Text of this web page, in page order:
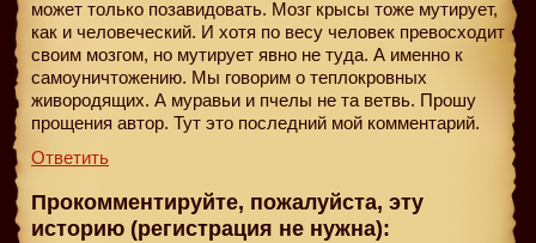
может только позавидовать. Мозг крысы тоже мутирует,
как и человеческий. И хотя по весу человек превосходит
своим мозгом, но мутирует явно не туда. А именно к
самоуничтожению. Мы говорим о теплокровных
живородящих. А муравьи и пчелы не та ветвь. Прошу
прощения автор. Тут это последний мой комментарий.
Ответить
Прокомментируйте, пожалуйста, эту
историю (регистрация не нужна):